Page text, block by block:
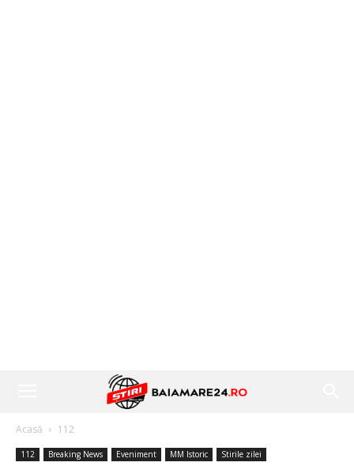
Acasă 112
112 Breaking News Eveniment MM Istoric Stirile zilei